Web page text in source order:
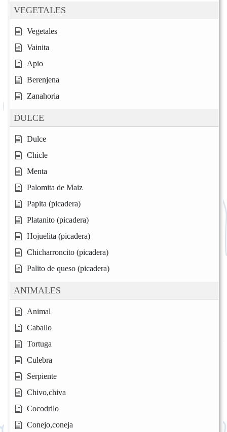
VEGETALES
Vegetales
Vainita
Apio
Berenjena
Zanahoria
DULCE
Dulce
Chicle
Menta
Palomita de Maiz
Papita (picadera)
Platanito (picadera)
Hojuelita (picadera)
Chicharroncito (picadera)
Palito de queso (picadera)
ANIMALES
Animal
Caballo
Tortuga
Culebra
Serpiente
Chivo,chiva
Cocodrilo
Conejo,coneja